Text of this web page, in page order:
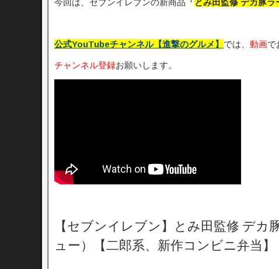
今回は、セブンイレブンの新商品 「とみ田監修 デカ豚
公式YouTubeチャンネル【進撃のグルメ】 では、 動画で
チャンネル登録お願いします。
【セブンイレブン】とみ田監修 デカ
ュー）【二郎系、新作コンビニ弁当】